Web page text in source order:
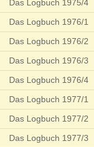
Das Logbuch 1975/4
Das Logbuch 1976/1
Das Logbuch 1976/2
Das Logbuch 1976/3
Das Logbuch 1976/4
Das Logbuch 1977/1
Das Logbuch 1977/2
Das Logbuch 1977/3